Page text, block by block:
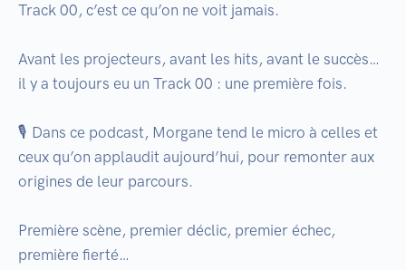
Track 00, c’est ce qu’on ne voit jamais.
Avant les projecteurs, avant les hits, avant le succès…
il y a toujours eu un Track 00 : une première fois.
🎙️ Dans ce podcast, Morgane tend le micro à celles et
ceux qu’on applaudit aujourd’hui, pour remonter aux
origines de leur parcours.
Première scène, premier déclic, premier échec,
première fierté…